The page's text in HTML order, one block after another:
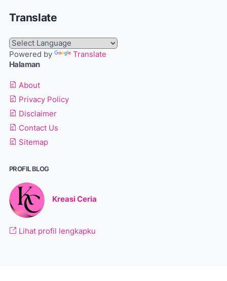
Translate
Powered by
Translate
Halaman
About
Privacy Policy
Disclaimer
Contact Us
Sitemap
PROFIL BLOG
Kreasi Ceria
Lihat profil lengkapku